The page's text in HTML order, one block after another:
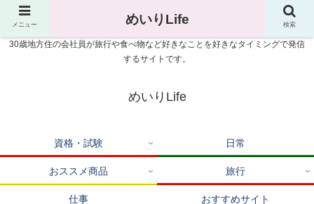
30歳地方住の会社員が旅行や食べ物など好きなことを好きなタイミングで発信
するサイトです。
めいりLife
資格・試験 日常
おススメ商品 旅行
仕事 おすすめサイト
メニュー めいりLife 検索